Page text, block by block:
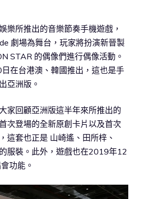
樂所推出的音樂節奏手機遊戲，
劇場為舞台，玩家將扮演新晉製
STAR 的偶像們進行偶像活動。
在台港澳、韓國推出，這也是手
亞洲版。
家回顧亞洲版這半年來所推出的
次登場的全新原創卡片以及首次
這套也正是 山崎遙、田所梓、
服裝。此外，遊戲也在2019年12
功能。